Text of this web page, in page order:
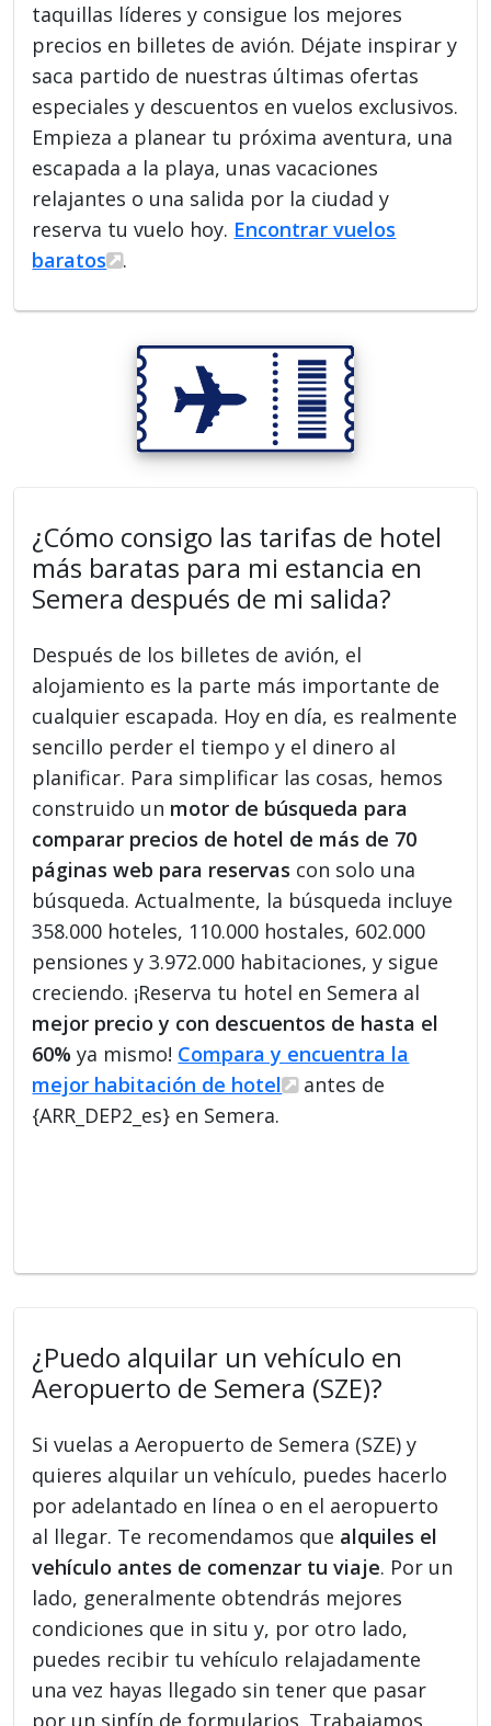
taquillas líderes y consigue los mejores
precios en billetes de avión. Déjate inspirar y
saca partido de nuestras últimas ofertas
especiales y descuentos en vuelos exclusivos.
Empieza a planear tu próxima aventura, una
escapada a la playa, unas vacaciones
relajantes o una salida por la ciudad y
reserva tu vuelo hoy. Encontrar vuelos
baratos
.
¿Cómo consigo las tarifas de hotel
más baratas para mi estancia en
Semera después de mi salida?
Después de los billetes de avión, el
alojamiento es la parte más importante de
cualquier escapada. Hoy en día, es realmente
sencillo perder el tiempo y el dinero al
planificar. Para simplificar las cosas, hemos
construido un motor de búsqueda para
comparar precios de hotel de más de 70
páginas web para reservas con solo una
búsqueda. Actualmente, la búsqueda incluye
358.000 hoteles, 110.000 hostales, 602.000
pensiones y 3.972.000 habitaciones, y sigue
creciendo. ¡Reserva tu hotel en Semera al
mejor precio y con descuentos de hasta el
60% ya mismo! Compara y encuentra la
mejor habitación de hotel
antes de
{ARR_DEP2_es} en Semera.
¿Puedo alquilar un vehículo en
Aeropuerto de Semera (SZE)?
Si vuelas a Aeropuerto de Semera (SZE) y
quieres alquilar un vehículo, puedes hacerlo
por adelantado en línea o en el aeropuerto
al llegar. Te recomendamos que alquiles el
vehículo antes de comenzar tu viaje. Por un
lado, generalmente obtendrás mejores
condiciones que in situ y, por otro lado,
puedes recibir tu vehículo relajadamente
una vez hayas llegado sin tener que pasar
por un sinfín de formularios. Trabajamos